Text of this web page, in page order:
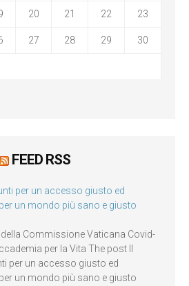
20 21 22 23
27 28 29 30
FEED RSS
per un accesso giusto ed
un mondo più sano e giusto
Commissione Vaticana Covid-
per la Vita The post Il
per un accesso giusto ed
un mondo più sano e giusto